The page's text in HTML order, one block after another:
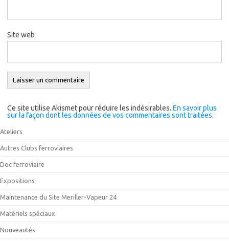
Site web
Ce site utilise Akismet pour réduire les indésirables. En savoir plus
sur la façon dont les données de vos commentaires sont traitées.
Ateliers
Autres Clubs ferroviaires
Doc ferroviaire
Expositions
Maintenance du Site Meriller-Vapeur 24
Matériels spéciaux
Nouveautés